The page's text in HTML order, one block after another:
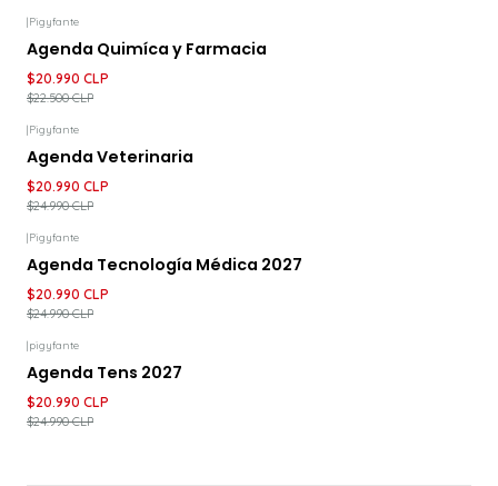
DESCUENTO
|Pigyfante
Agenda Quimíca y Farmacia
$20.990 CLP
$22.500 CLP
DESCUENTO
|Pigyfante
Agenda Veterinaria
$20.990 CLP
$24.990 CLP
DESCUENTO
|Pigyfante
Agenda Tecnología Médica 2027
$20.990 CLP
$24.990 CLP
DESCUENTO
|pigyfante
Agenda Tens 2027
$20.990 CLP
$24.990 CLP